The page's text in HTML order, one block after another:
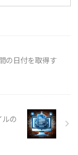
の日付を取得す
の